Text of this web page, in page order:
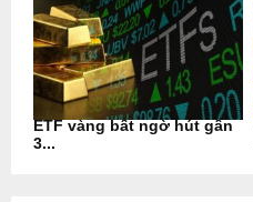
ETF vàng bất ngờ hút gần
3...